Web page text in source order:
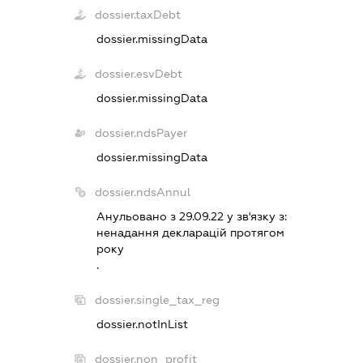
dossier.taxDebt
dossier.missingData
dossier.esvDebt
dossier.missingData
dossier.ndsPayer
dossier.missingData
dossier.ndsAnnul
Анульовано з 29.09.22 у зв'язку з:
ненадання декларацiй протягом
року
.
dossier.single_tax_reg
dossier.notInList
dossier.non_profit